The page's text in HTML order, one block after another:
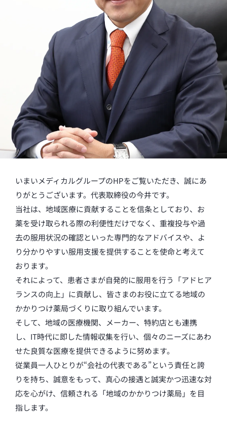
いまいメディカルグループのHPをご覧いただき、誠にあ
りがとうございます。代表取締役の今井です。
当社は、地域医療に貢献することを信条としており、お
薬を受け取られる際の利便性だけでなく、重複投与や過
去の服用状況の確認といった専門的なアドバイスや、よ
り分かりやすい服用支援を提供することを使命と考えて
おります。
それによって、患者さまが自発的に服用を行う「アドヒア
ランスの向上」に貢献し、皆さまのお役に立てる地域の
かかりつけ薬局づくりに取り組んでいます。
そして、地域の医療機関、メーカー、特約店とも連携
し、IT時代に即した情報収集を行い、個々のニーズにあわ
せた良質な医療を提供できるように努めます。
従業員一人ひとりが“会社の代表である”という責任と誇
りを持ち、誠意をもって、真心の接遇と誠実かつ迅速な対
応を心がけ、信頼される「地域のかかりつけ薬局」を目
指します。